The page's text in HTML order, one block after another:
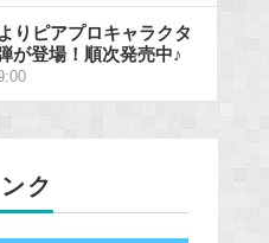
りピアプロキャラクタ
が登場！順次発売中♪
ク